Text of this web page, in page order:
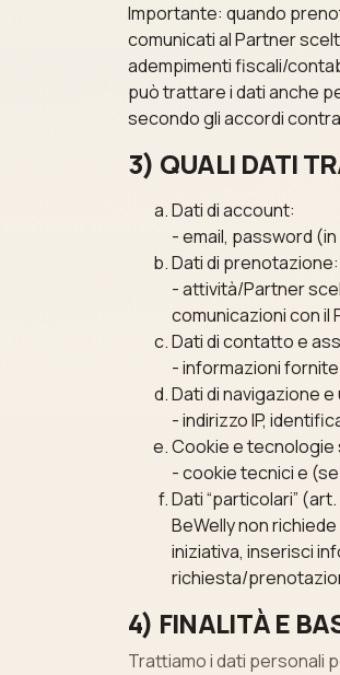
Importante: quando
comunicati al Partner
adempimenti fiscali/
può trattare i dati anche
secondo gli accordi
3) QUALI DATI
Dati di account:
- email, password
Dati di prenotazione:
- attività/Partner
comunicazioni con
Dati di contatto e
- informazioni
Dati di navigazione
- indirizzo IP,
Cookie e tecnologie
- cookie tecnici e
Dati “particolari” (art.
BeWelly non
iniziativa, inserisci
richiesta/
4) FINALITÀ E
Trattiamo i dati personali